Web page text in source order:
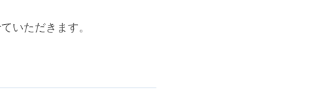
いただきます。